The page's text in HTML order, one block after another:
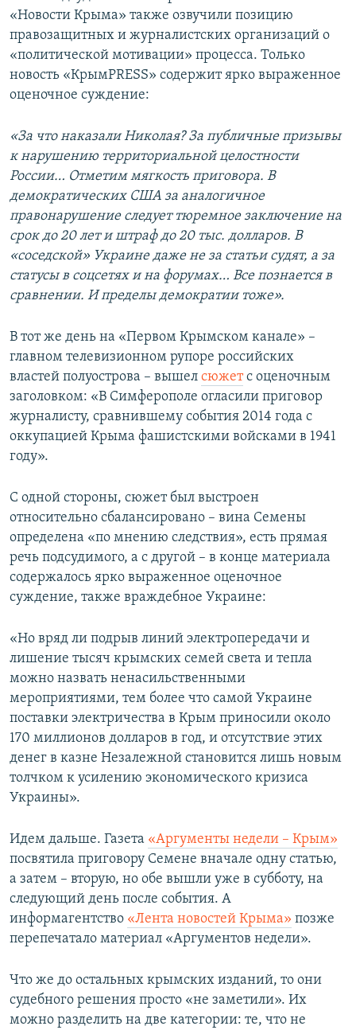
«Новости Крыма» также озвучили позицию
правозащитных и журналистских организаций о
«политической мотивации» процесса. Только
новость «КрымPRESS» содержит ярко выраженное
оценочное суждение:
«За что наказали Николая? За публичные призывы
к нарушению территориальной целостности
России… Отметим мягкость приговора. В
демократических США за аналогичное
правонарушение следует тюремное заключение на
срок до 20 лет и штраф до 20 тыс. долларов. В
«соседской» Украине даже не за статьи судят, а за
статусы в соцсетях и на форумах… Все познается в
сравнении. И пределы демократии тоже».
В тот же день на «Первом Крымском канале» –
главном телевизионном рупоре российских
властей полуострова – вышел сюжетс оценочным
заголовком: «В Симферополе огласили приговор
журналисту, сравнившему события 2014 года с
оккупацией Крыма фашистскими войсками в 1941
году».
С одной стороны, сюжет был выстроен
относительно сбалансировано – вина Семены
определена «по мнению следствия», есть прямая
речь подсудимого, а с другой – в конце материала
содержалось ярко выраженное оценочное
суждение, также враждебное Украине:
«Но вряд ли подрыв линий электропередачи и
лишение тысяч крымских семей света и тепла
можно назвать ненасильственными
мероприятиями, тем более что самой Украине
поставки электричества в Крым приносили около
170 миллионов долларов в год, и отсутствие этих
денег в казне Незалежной становится лишь новым
толчком к усилению экономического кризиса
Украины».
Идем дальше. Газета «Аргументы недели – Крым»
посвятила приговору Семене вначале одну статью,
а затем – вторую, но обе вышли уже в субботу, на
следующий день после события. А
информагентство «Лента новостей Крыма» позже
перепечатало материал «Аргументов недели».
Что же до остальных крымских изданий, то они
судебного решения просто «не заметили». Их
можно разделить на две категории: те, что не